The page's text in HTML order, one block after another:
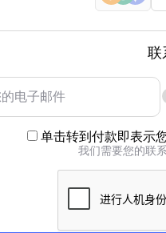
联
单击转到付款即表示
我们需要您的联